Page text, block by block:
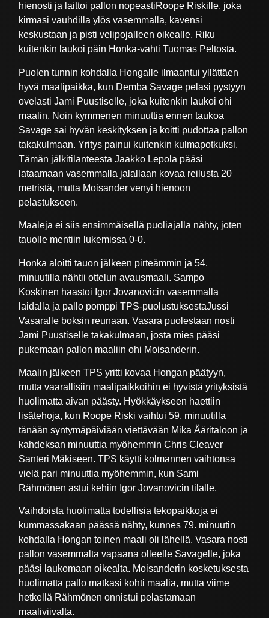
hienosti ja laittoi pallon nopeastiRoope Riskille, joka
kirmasi vauhdilla ylös vasemmalla, kavensi
keskustaan ja pisti velipojalleen oikealle. Riku
kuitenkin laukoi päin Honka-vahti Tuomas Peltosta.
Puolen tunnin kohdalla Hongalle ilmaantui yllättäen
hyvä maalipaikka, kun Demba Savage pelasi pystyyn
ovelasti Jami Puustiselle, joka kuitenkin laukoi ohi
maalin. Noin kymmenen minuuttia ennen taukoa
Savage sai hyvän keskityksen ja koitti pudottaa pallon
takakulmaan. Yritys painui kuitenkin kulmapotkuksi.
Tämän jälkitilanteesta Jaakko Lepola pääsi
lataamaan vasemmalla jalallaan kovaa reilusta 20
metristä, mutta Moisander venyi hienoon
pelastukseen.
Maaleja ei siis ensimmäisellä puoliajalla nähty, joten
tauolle mentiin lukemissa 0-0.
Honka aloitti tauon jälkeen pirteämmin ja 54.
minuutilla nähtii ottelun avausmaali. Sampo
Koskinen haastoi Igor Jovanovicin vasemmalla
laidalla ja pallo pomppi TPS-puolustuksestaJussi
Vasaralle boksin reunaan. Vasara puolestaan nosti
Jami Puustiselle takakulmaan, josta mies pääsi
pukemaan pallon maaliin ohi Moisanderin.
Maalin jälkeen TPS yritti kovaa Hongan päätyyn,
mutta vaarallisiin maalipaikkoihin ei hyvistä yrityksistä
huolimatta aivan päästy. Hyökkäykseen haettiin
lisätehoja, kun Roope Riski vaihtui 59. minuutilla
tänään syntymäpäiviään viettävään Mika Ääritaloon ja
kahdeksan minuuttia myöhemmin Chris Cleaver
Santeri Mäkiseen. TPS käytti kolmannen vaihtonsa
vielä pari minuuttia myöhemmin, kun Sami
Rähmönen astui kehiin Igor Jovanovicin tilalle.
Vaihdoista huolimatta todellisia tekopaikkoja ei
kummassakaan päässä nähty, kunnes 79. minuutin
kohdalla Hongan toinen maali oli lähellä. Vasara nosti
pallon vasemmalta vapaana olleelle Savagelle, joka
pääsi laukomaan oikealta. Moisanderin kosketuksesta
huolimatta pallo matkasi kohti maalia, mutta viime
hetkellä Rähmönen onnistui pelastamaan
maaliviivalta.